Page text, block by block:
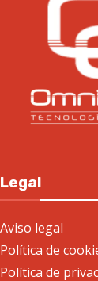
Legal
Aviso legal
Política de
Política de